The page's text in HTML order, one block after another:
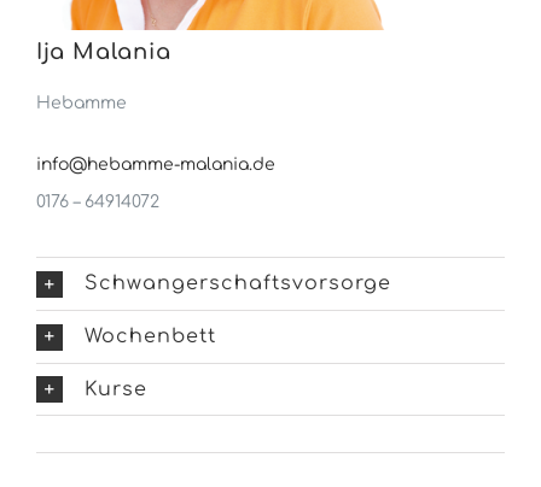
Ija Malania
Hebamme
info@hebamme-malania.de
0176 – 64914072
Schwangerschaftsvorsorge
Wochenbett
Kurse